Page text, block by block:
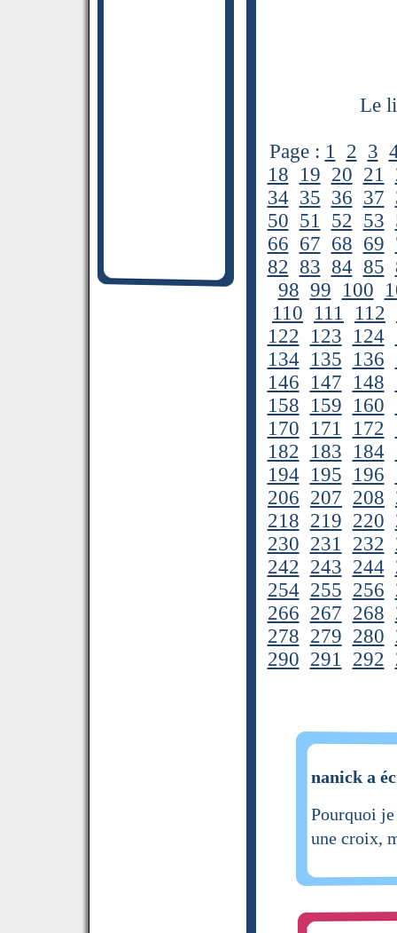
Le
Page : 1 2 3
18 19 20 21
34 35 36 37
50 51 52 53
66 67 68 69
82 83 84 85
98 99 100
110 111 112
122 123 124
134 135 136
146 147 148
158 159 160
170 171 172
182 183 184
194 195 196
206 207 208
218 219 220
230 231 232
242 243 244
254 255 256
266 267 268
278 279 280
290 291 292
nanick a
Pourquoi
une croix,